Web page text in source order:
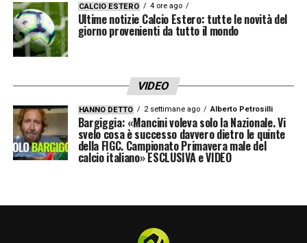
CALCIO ESTERO 4 ore ago
Ultime notizie Calcio Estero: tutte le novità del
giorno provenienti da tutto il mondo
VIDEO
HANNO DETTO 2 settimane ago Alberto Petrosilli
Bargiggia: «Mancini voleva solo la Nazionale. Vi
svelo cosa è successo davvero dietro le quinte
della FIGC. Campionato Primavera male del
calcio italiano» ESCLUSIVA e VIDEO